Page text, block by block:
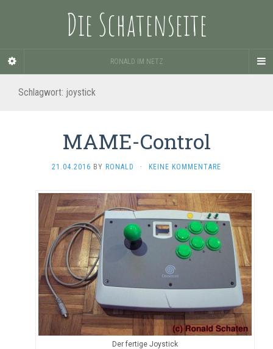
Die Schatenseite
RONALD IM NETZ
Schlagwort: joystick
MAME-Control
21.04.2016 BY RONALD · KEINE KOMMENTARE
Der fertige Joystick